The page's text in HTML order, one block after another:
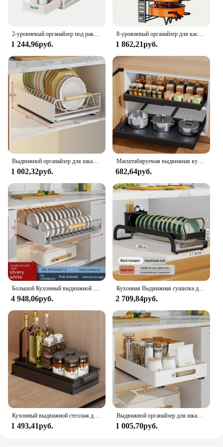
2-уровневый органайзер под раковиной, раздвижной шкаф, корзина, выдвижной ящик, многоцелевая стойка для хранения, органайзер для раковины для кухни, ванной комнаты
1 244,96руб.
8-уровневый органайзер для кастрюль, прочный металлический, компактный держатель для кастрюль, кастрюль и крышек - держите кухню, аккуратно и аккуратно
1 862,21руб.
Выдвижной органайзер для шкафа, выдвижные полки для кладовой с клейким органайзером для хранения кухонных полок
1 002,32руб.
Масштабируемая выдвижная кухонная полка для хранения с выдвижными направляющими, лоток для хранения ящика, коробка для приправ, стеллаж для хранения, органайзер для шкафов
682,64руб.
Большой Кухонный выдвижной стеллаж для посуды, выдвижная сушилка для чашек, посуды, сушилка, стеллаж для хранения, органайзер для раковины, кабинета, держатель
4 948,06руб.
Кухонная Выдвижная сушилка для посуды, сушилка для посуды, стеллаж для хранения, рабочая раковина, встроенный органайзер, держатель для шкафа
2 709,84руб.
Кухонный выдвижной стеллаж для чашек и блюд, шкаф для хранения, стеллаж для домашней посуды, чашек и тарелок, многоуровневый ящик для хранения
1 493,41руб.
Выдвижной органайзер для шкафа, сверхмощные железные выдвижные ящики, фиксированный выдвижной ящик, полка для кладовой с клейкой пленкой для кухни
1 005,70руб.